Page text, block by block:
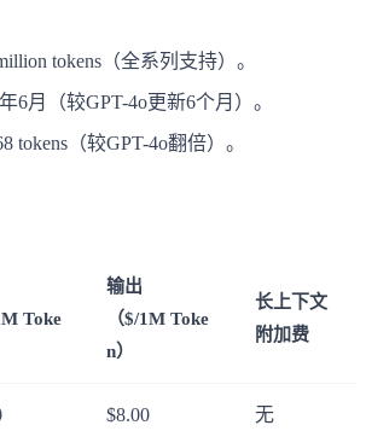
tokens（全系列支持）。
6月（较GPT-4o更新6个月）。
tokens（较GPT-4o翻倍）。
Toke
输出
（$/1M Toke
n）
长上下文
附加费
$8.00 无